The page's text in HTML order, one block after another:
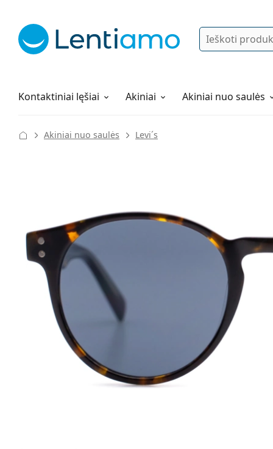
Ieškoti
Kontaktiniai lęšiai
Lęšių tirpalai Akiniai Akiniai nuo saulės
Viskas apie apsipirkimą pas mus
Akiniai nuo saulės Levi´s
45 mm
Lęšio aukštis
50 mm
Lęšio plotis